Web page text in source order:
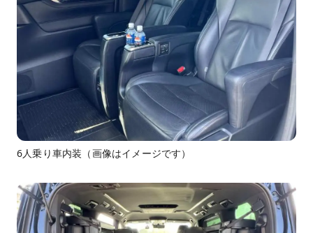
6人乗り車内装（画像はイメージです）